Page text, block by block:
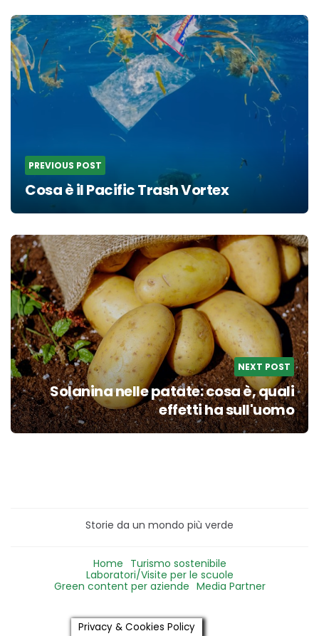
Post
navigation
PREVIOUS POST
Cosa è il Pacific Trash Vortex
NEXT POST
Solanina nelle patate: cosa è, quali
effetti ha sull'uomo
Storie da un mondo più verde
Home Turismo sostenibile
Laboratori/Visite per le scuole
Green content per aziende Media Partner
Privacy & Cookies Policy